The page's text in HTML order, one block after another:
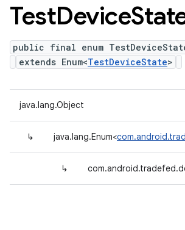
TestDevice
public final enum
extends Enum<TestDeviceState>
java.lang.Object
↳ java.lang.Enum<
↳